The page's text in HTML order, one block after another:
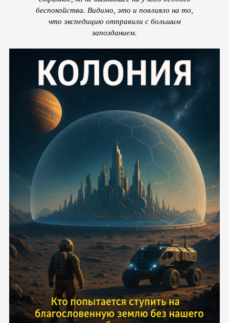
беспокойства. Видимо, это и повлияло на то,
что экспедицию отправили с большим
запозданием.